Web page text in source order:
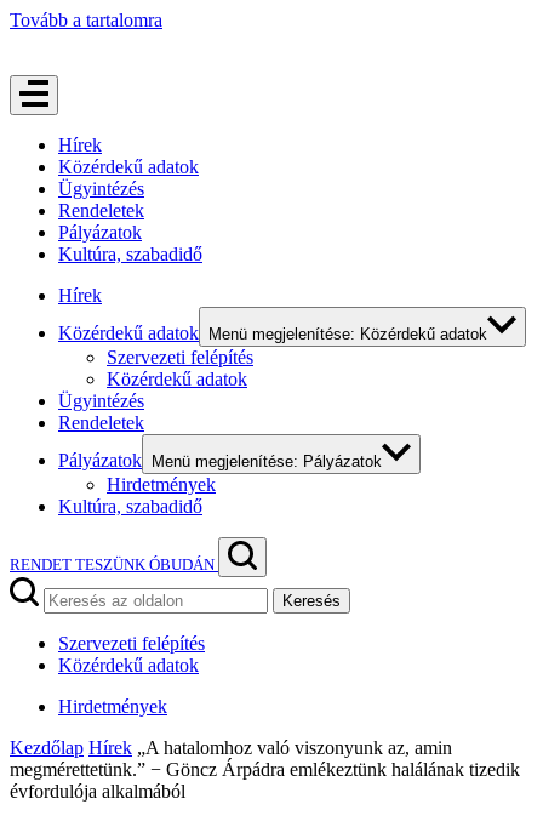
Tovább a tartalomra
Hírek
Közérdekű adatok
Ügyintézés
Rendeletek
Pályázatok
Kultúra, szabadidő
Hírek
Közérdekű adatok
Menü megjelenítése: Közérdekű adatok
Szervezeti felépítés
Közérdekű adatok
Ügyintézés
Rendeletek
Pályázatok
Menü megjelenítése: Pályázatok
Hirdetmények
Kultúra, szabadidő
RENDET TESZÜNK ÓBUDÁN
Keresés
Szervezeti felépítés
Közérdekű adatok
Hirdetmények
Kezdőlap Hírek „A hatalomhoz való viszonyunk az, amin
megmérettetünk.” − Göncz Árpádra emlékeztünk halálának tizedik
évfordulója alkalmából